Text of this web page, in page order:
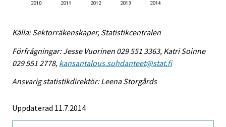
Källa: Sektorräkenskaper, Statistikcentralen
Förfrågningar: Jesse Vuorinen 029 551 3363, Katri Soinne
029 551 2778, kansantalous.suhdanteet@stat.fi
Ansvarig statistikdirektör: Leena Storgårds
Uppdaterad 11.7.2014